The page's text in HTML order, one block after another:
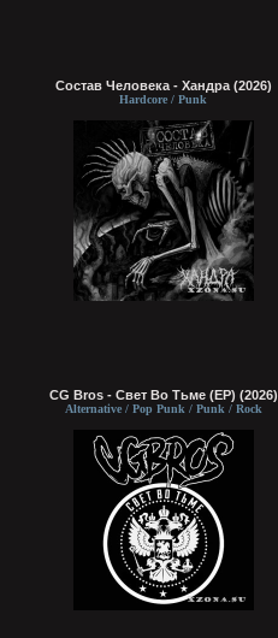
Состав Человека - Хандра (2026)
Hardcore / Punk
CG Bros - Свет Во Тьме (EP) (2026)
Alternative / Pop Punk / Punk / Rock